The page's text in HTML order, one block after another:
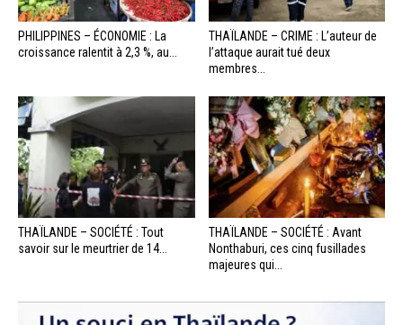
PHILIPPINES – ÉCONOMIE : La
croissance ralentit à 2,3 %, au...
THAÏLANDE – CRIME : L’auteur de
l’attaque aurait tué deux
membres...
THAÏLANDE – SOCIÉTÉ : Tout
savoir sur le meurtrier de 14...
THAÏLANDE – SOCIÉTÉ : Avant
Nonthaburi, ces cinq fusillades
majeures qui...